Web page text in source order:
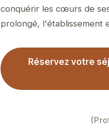
conquérir les cœurs de
prolongé, l'établissement
Réservez votre